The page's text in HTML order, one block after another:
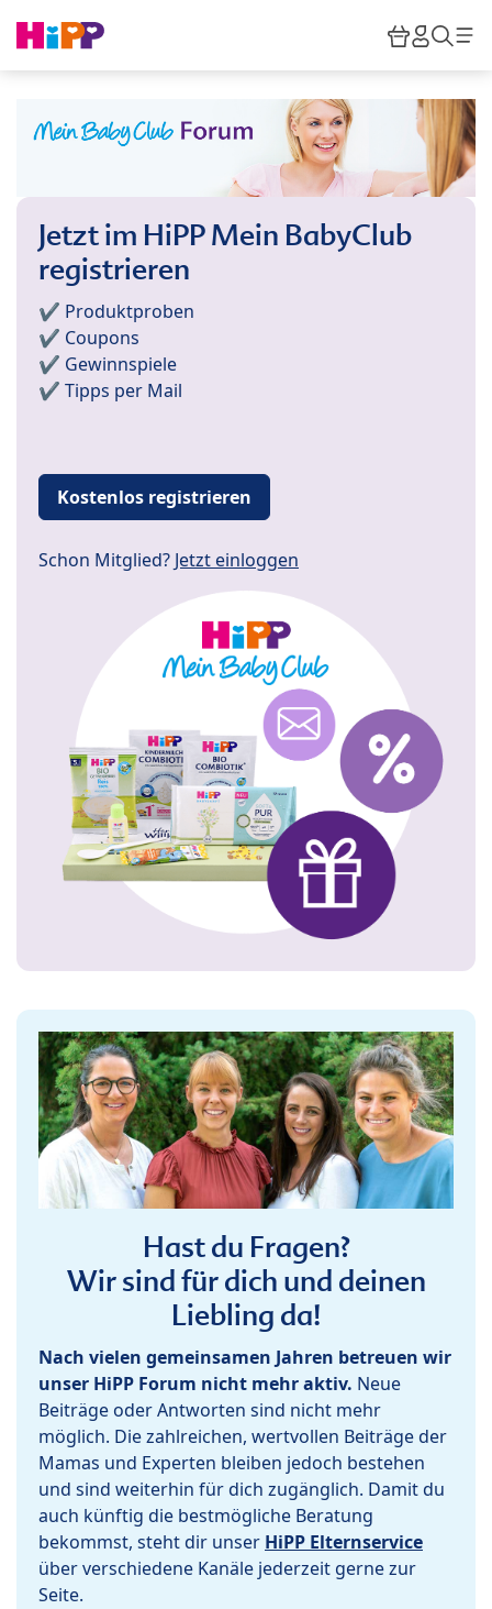
HiPP
Jetzt im HiPP Mein BabyClub
registrieren
✔️ Produktproben
✔️ Coupons
✔️ Gewinnspiele
✔️ Tipps per Mail
Kostenlos registrieren
Schon Mitglied? Jetzt einloggen
Hast du Fragen?
Wir sind für dich und deinen
Liebling da!
Nach vielen gemeinsamen Jahren betreuen wir
unser HiPP Forum nicht mehr aktiv. Neue
Beiträge oder Antworten sind nicht mehr
möglich. Die zahlreichen, wertvollen Beiträge der
Mamas und Experten bleiben jedoch bestehen
und sind weiterhin für dich zugänglich. Damit du
auch künftig die bestmögliche Beratung
bekommst, steht dir unser HiPP Elternservice
über verschiedene Kanäle jederzeit gerne zur
Seite.